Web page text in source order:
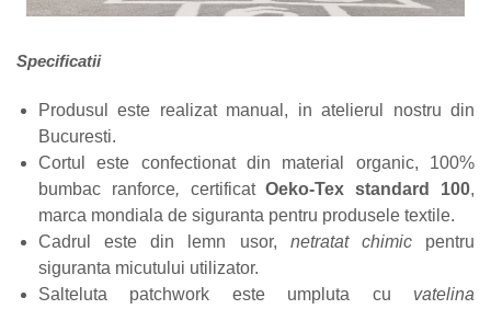
Specificatii
Produsul este realizat manual, in atelierul nostru din
Bucuresti.
Cortul este confectionat din material organic, 100%
bumbac ranforce, certificatOeko-Tex standard 100,
marca mondiala de siguranta pentru produsele textile.
Cadrul este din lemn usor, netratat chimicpentru
siguranta micutului utilizator.
Salteluta patchwork este umpluta cu vatelina